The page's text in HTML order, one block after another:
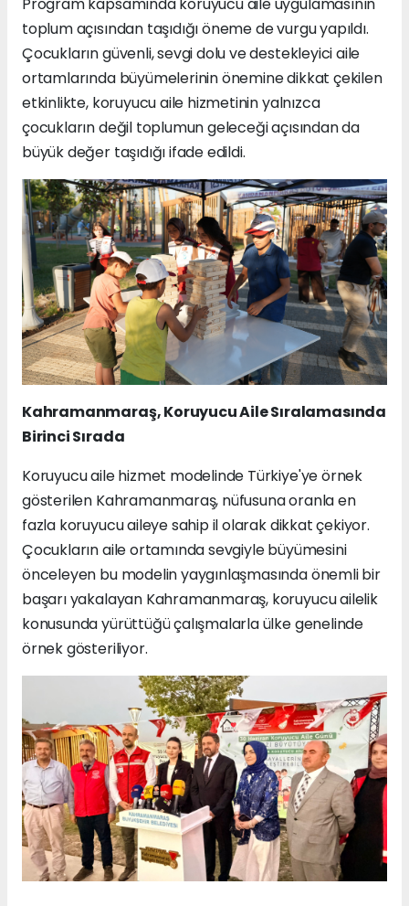
toplum açısından taşıdığı öneme de vurgu yapıldı.
Çocukların güvenli, sevgi dolu ve destekleyici aile
ortamlarında büyümelerinin önemine dikkat çekilen
etkinlikte, koruyucu aile hizmetinin yalnızca
çocukların değil toplumun geleceği açısından da
büyük değer taşıdığı ifade edildi.
Kahramanmaraş, Koruyucu Aile Sıralamasında
Birinci Sırada
Koruyucu aile hizmet modelinde Türkiye'ye örnek
gösterilen Kahramanmaraş, nüfusuna oranla en
fazla koruyucu aileye sahip il olarak dikkat çekiyor.
Çocukların aile ortamında sevgiyle büyümesini
önceleyen bu modelin yaygınlaşmasında önemli bir
başarı yakalayan Kahramanmaraş, koruyucu ailelik
konusunda yürüttüğü çalışmalarla ülke genelinde
örnek gösteriliyor.